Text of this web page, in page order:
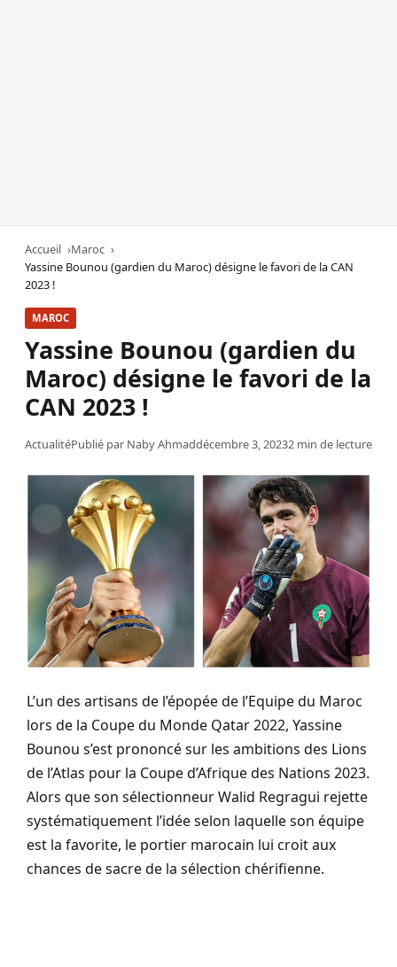
Accueil
Maroc
Yassine Bounou (gardien du Maroc) désigne le favori de la CAN
2023 !
MAROC
Yassine Bounou (gardien du
Maroc) désigne le favori de la
CAN 2023 !
ActualitéPublié par Naby Ahmaddécembre 3, 20232 min de lecture
L’un des artisans de l’épopée de l’Equipe du Maroc
lors de la Coupe du Monde Qatar 2022, Yassine
Bounou s’est prononcé sur les ambitions des Lions
de l’Atlas pour la Coupe d’Afrique des Nations 2023.
Alors que son sélectionneur Walid Regragui rejette
systématiquement l’idée selon laquelle son équipe
est la favorite, le portier marocain lui croit aux
chances de sacre de la sélection chérifienne.